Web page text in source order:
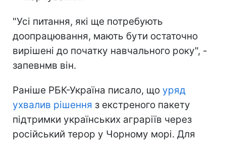
"Усі питання, які ще потребують
доопрацювання, мають бути остаточно
вирішені до початку навчального року", -
запевнмв він.
Раніше РБК-Україна писало, що уряд
ухвалив рішення з екстреного пакету
підтримки українських аграріїв через
російський терор у Чорному морі. Для